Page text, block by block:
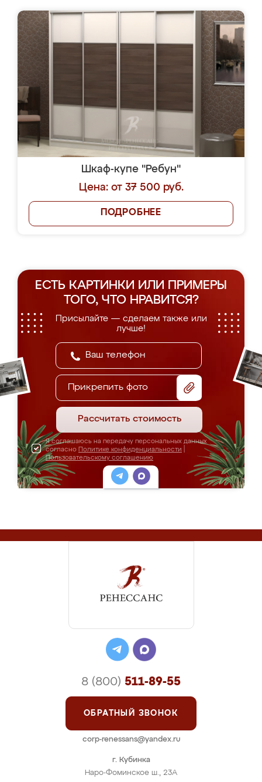
Шкаф-купе "Ребун"
Цена: от 37 500 руб.
ПОДРОБНЕЕ
ЕСТЬ КАРТИНКИ ИЛИ ПРИМЕРЫ
ТОГО, ЧТО НРАВИТСЯ?
Присылайте — сделаем также или
лучше!
Прикрепить фото
Рассчитать стоимость
Я соглашаюсь на передачу персональных данных
согласно Политике конфиденциальности
Пользовательскому соглашению
г. Кубинка
Наро-Фоминское ш., 23А
8 (800) 511-89-55
ОБРАТНЫЙ ЗВОНОК
corp-renessans@yandex.ru